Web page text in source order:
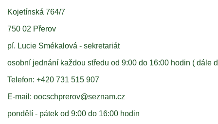
Kojetínská 764/7
750 02 Přerov
pí. Lucie Smékalová - sekretariát
osobní jednání každou středu od 9:00 do 16:00 hodin ( dále
Telefon: +420 731 515 907
E-mail: oocschprerov@seznam.cz
pondělí - pátek od 9:00 do 16:00 hodin